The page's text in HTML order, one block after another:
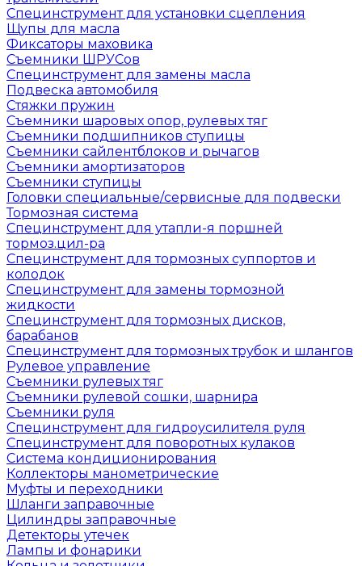
Специнструмент для установки сцепления
Щупы для масла
Фиксаторы маховика
Съемники ШРУСов
Специнструмент для замены масла
Подвеска автомобиля
Стяжки пружин
Съемники шаровых опор, рулевых тяг
Съемники подшипников ступицы
Съемники сайлентблоков и рычагов
Съемники амортизаторов
Съемники ступицы
Головки специальные/сервисные для подвески
Тормозная система
Специнструмент для утапли-я поршней
тормоз.цил-ра
Специнструмент для тормозных суппортов и
колодок
Специнструмент для замены тормозной
жидкости
Специнструмент для тормозных дисков,
барабанов
Специнструмент для тормозных трубок и шлангов
Рулевое управление
Съемники рулевых тяг
Съемники рулевой сошки, шарнира
Съемники руля
Специнструмент для гидроусилителя руля
Специнструмент для поворотных кулаков
Система кондиционирования
Коллекторы манометрические
Муфты и переходники
Шланги заправочные
Цилиндры заправочные
Детекторы утечек
Лампы и фонарики